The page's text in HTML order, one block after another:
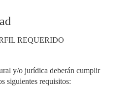
DE VIDA Y
REQUERIDO
y/o jurídica deberán cumplir
siguientes requisitos: